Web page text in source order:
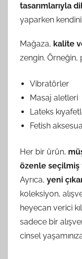
tasarımlarıyla
yaparken
Mağaza, kalite
zengin. Örneğin,
Vibratörler
Masaj aletleri
Lateks
Fetish
Her bir ürün,
özenle seçilmiş
Ayrıca, yeni
koleksiyon,
heyecan verici
sadece bir
cinsel